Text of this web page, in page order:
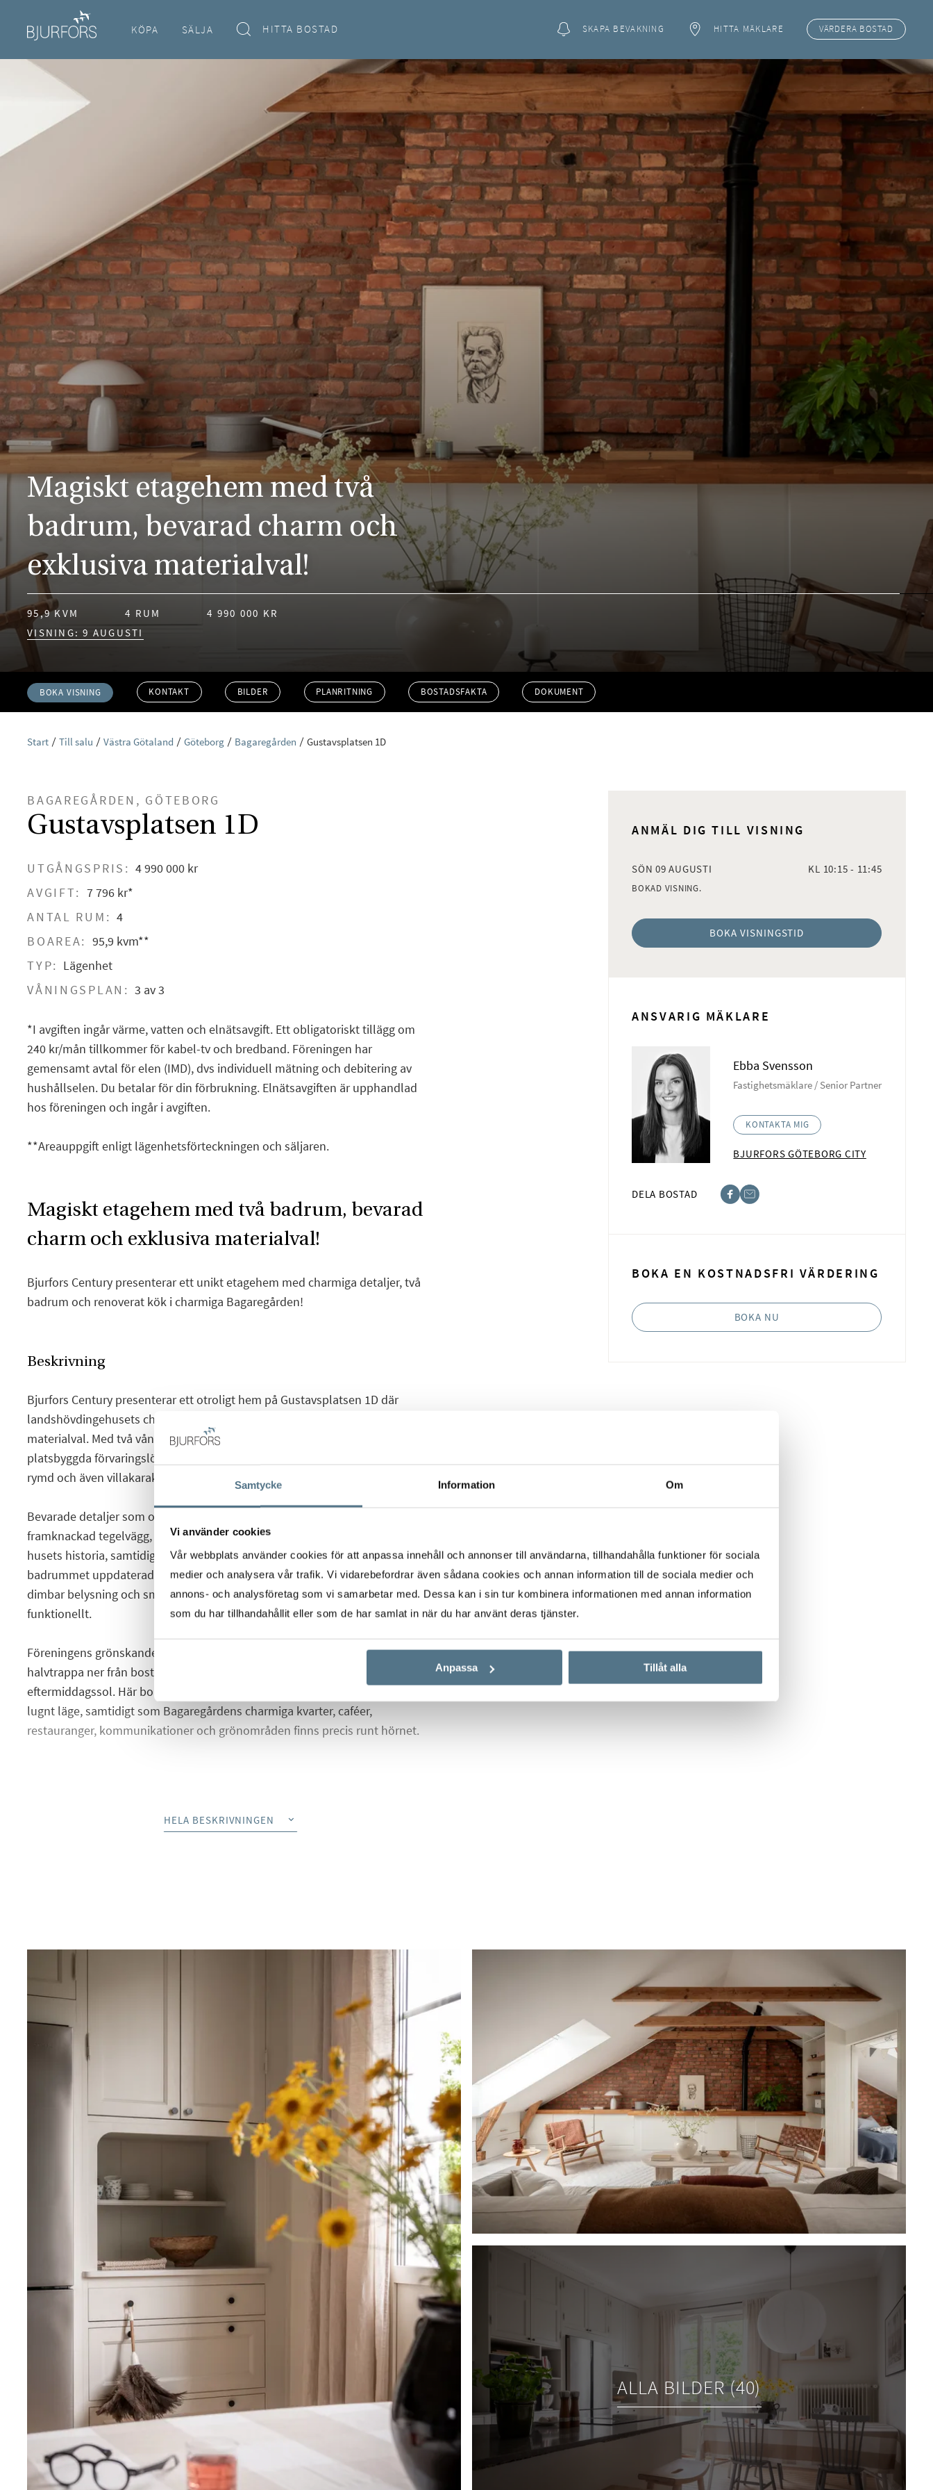
Samtycke Information Om
Vi använder cookies
Vår webbplats använder cookies för att anpassa innehåll och annonser till användarna, tillhandahålla funktioner för sociala
medier och analysera vår trafik. Vi vidarebefordrar även sådana cookies och annan information till de sociala medier och
annons- och analysföretag som vi samarbetar med. Dessa kan i sin tur kombinera informationen med annan information
som du har tillhandahållit eller som de har samlat in när du har använt deras tjänster.
Anpassa Tillåt alla
KÖPA SÄLJA HITTA BOSTAD SKAPA BEVAKNING HITTA MÄKLARE VÄRDERA BOSTAD
Magiskt etagehem med två
badrum, bevarad charm och
exklusiva materialval!
95,9 KVM 4 RUM
4 990 000 KR
VISNING: 9 AUGUSTI
BOKA VISNING KONTAKT BILDER PLANRITNING BOSTADSFAKTA DOKUMENT
Start Till salu Västra Götaland Göteborg Bagaregården Gustavsplatsen 1D
BAGAREGÅRDEN, GÖTEBORG
Gustavsplatsen 1D
UTGÅNGSPRIS: 4 990 000 kr
AVGIFT: 7 796 kr*
ANTAL RUM: 4
BOAREA: 95,9 kvm**
TYP: Lägenhet
VÅNINGSPLAN: 3 av 3
*I avgiften ingår värme, vatten och elnätsavgift. Ett obligatoriskt tillägg om
240 kr/mån tillkommer för kabel-tv och bredband. Föreningen har
gemensamt avtal för elen (IMD), dvs individuell mätning och debitering av
hushållselen. Du betalar för din förbrukning. Elnätsavgiften är upphandlad
hos föreningen och ingår i avgiften.
**Areauppgift enligt lägenhetsförteckningen och säljaren.
ANMÄL DIG TILL VISNING
SÖN 09 AUGUSTI KL 10:15 - 11:45
BOKAD VISNING.
BOKA VISNINGSTID
ANSVARIG MÄKLARE
Ebba Svensson
Fastighetsmäklare / Senior Partner
KONTAKTA MIG
BJURFORS GÖTEBORG CITY
DELA BOSTAD
BOKA EN KOSTNADSFRI VÄRDERING
BOKA NU
Magiskt etagehem med två badrum, bevarad
charm och exklusiva materialval!
Bjurfors Century presenterar ett unikt etagehem med charmiga detaljer, två
badrum och renoverat kök i charmiga Bagaregården!
Beskrivning
Bjurfors Century presenterar ett otroligt hem på Gustavsplatsen 1D där
landshövdingehusets charm möter smakfulla renoveringar och moderna
materialval. Med två våningsplan, två badrum, generösa takhöjder och
platsbyggda förvaringslösningar erbjuds ett hem med en härlig känsla av
rymd och även villakaraktär.
Bevarade detaljer som originaltrappan till vinden, synliga takbjälkar,
framknackad tegelvägg, brädgolv och det gamla skafferiet berättar om
husets historia, samtidigt som köket renoverades 2022–2023 och det övre
badrummet uppdaterades 2025. Genomtänkta materialval, golvvärme,
dimbar belysning och smart förvaring gör hemmet både vackert och
funktionellt.
Föreningens grönskande innergård skapar en härlig gemenskap och en
halvtrappa ner från bostaden finns en gemensam balkong med
eftermiddagssol. Här bor ni med utsikt mot innergården och Ånäsfältet i ett
lugnt läge, samtidigt som Bagaregårdens charmiga kvarter, caféer,
restauranger, kommunikationer och grönområden finns precis runt hörnet.
Du välkomnas in på våning tre där hallen direkt sätter tonen för hemmet. Den
och ett stilrent Marbodal-inspirerat uttryck där grå skåpsluckor, svarta beslag
och en bänkskiva i kvartskomposit bildar en tidlös helhet. Köket
kompletteras av en integrerad kökshalvö som skapar generösa arbetsytor,
extra förvaring och en naturlig samlingspunkt mellan kök och matplats. Här
kan gästerna slå sig ner medan maten tillagas. Spotlights finns i taket och de
klassiska strömbrytarna och vägguttagen från Schneider förstärker den
genomgående känslan av kvalitet. Köket erbjuder gott om arbetsytor och
förvaring samtidigt som matplatsen får en naturlig plats intill den franska
balkongen i sydostläge. Härifrån flödar förmiddagsljuset in.
Tillbaka i hallen ligger det rogivande sovrummet på samma våningsplan med
utsikt mot den lugna innergården. Framtaget lackat brädgolv, vit bröstpanel
och ljusa väggar skapar ett harmoniskt rum. Här finns dessutom det
bevarade skafferiet från tiden då rummet var kök – idag en charmig och
praktisk förvaringslösning. Här finns platsbyggda lådor, hyllplan och
garderobsförvaring bakom glaspartier som ger rummet en unik karaktär.
Från sovrummet nås det första badrummet som är stilrent inrett med vitt
kakel och mörkt klinkergolv. Här finns vägghängd wc, kommod, handfat,
dusch med vikbara glasväggar, handdukstork, dimbara spotlights och
elektrisk golvvärme. Badrummet är dessutom förberett för tvättmaskin.
Den vackra originaltrappan leder vidare upp till övervåningen. Trappan är
perfekt placerad och upplevs som en naturlig del av bostaden utan att ta
över planlösningen. Intill trappan finns ett fönster mot innergården samt en
platsbyggd sittbänk med smart förvaring – ytterligare ett exempel på hur
HELA BESKRIVNINGEN
ALLA BILDER (40)